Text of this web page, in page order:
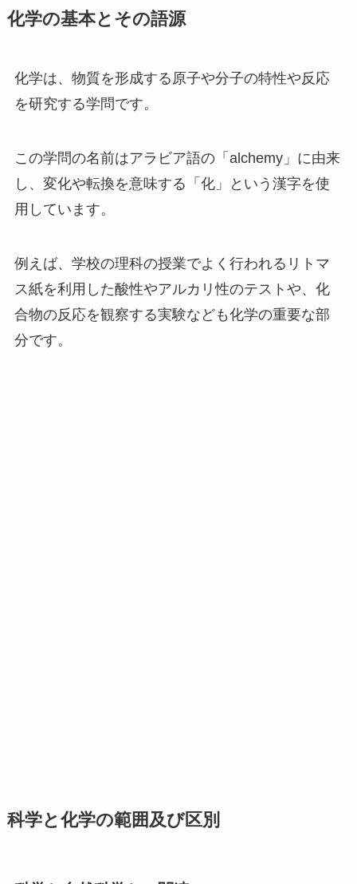
化学の基本とその語源
化学は、物質を形成する原子や分子の特性や反応
を研究する学問です。
この学問の名前はアラビア語の「alchemy」に由来
し、変化や転換を意味する「化」という漢字を使
用しています。
例えば、学校の理科の授業でよく行われるリトマ
ス紙を利用した酸性やアルカリ性のテストや、化
合物の反応を観察する実験なども化学の重要な部
分です。
科学と化学の範囲及び区別